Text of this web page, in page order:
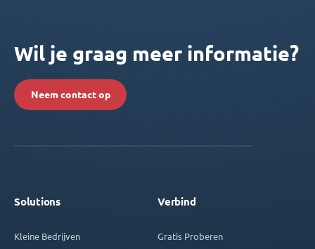
Wil je graag meer informatie?
Neem contact op
Solutions
Kleine Bedrijven
Verbind
Gratis Proberen